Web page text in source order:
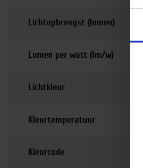
Lichtopbrengst (lumen)
Lumen per watt (lm/w)
Lichtkleur
Kleurtemperatuur
Kleurcode